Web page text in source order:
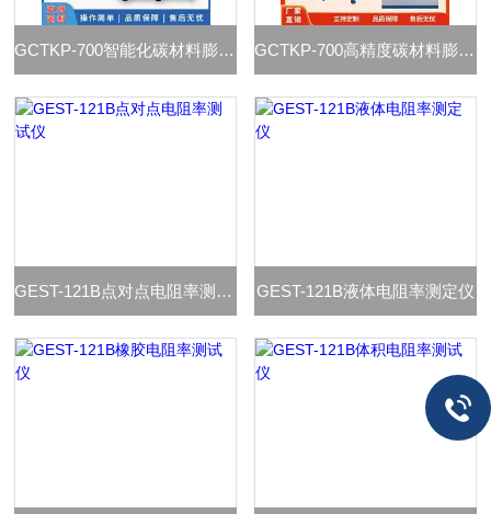
GCTKP-700智能化碳材料膨胀系数测试仪 GCTKP-700高精度碳材料膨胀系数测试仪
GEST-121B点对点电阻率测试仪 GEST-121B液体电阻率测定仪